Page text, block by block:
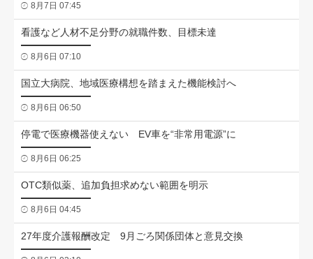
8月7日 07:45
看護など人材不足分野の就職件数、目標未達
8月6日 07:10
国立大病院、地域医療構想を踏まえた機能検討へ
8月6日 06:50
停電で医療機器使えない EV車を“非常用電源”に
8月6日 06:25
OTC類似薬、追加負担求めない範囲を明示
8月6日 04:45
27年度介護報酬改定 9月ごろ関係団体と意見交換